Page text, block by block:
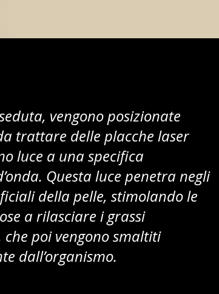
vengono posizionate
trattare delle placche laser
luce a una specifica
Questa luce penetra negli
della pelle, stimolando le
a rilasciare i grassi
poi vengono smaltiti
dall’organismo.